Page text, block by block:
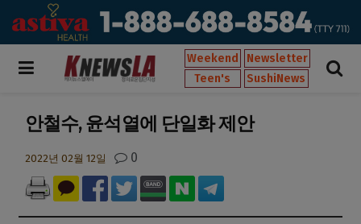
Weekend
Newsletter
Teen's
SushiNews
안철수, 윤석열에 단일화 제안
2022년 02월 12일 0